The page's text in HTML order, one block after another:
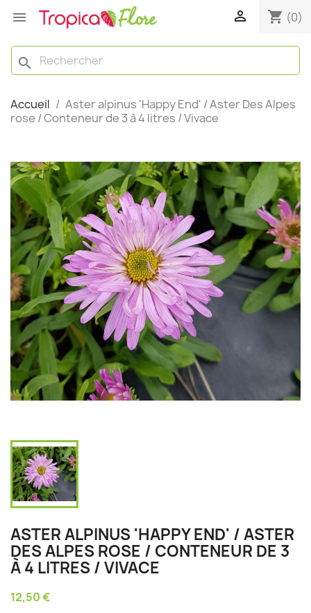
  shopping_cart (0)
search
Accueil
Aster alpinus 'Happy End' / Aster Des Alpes
rose / Conteneur de 3 à 4 litres / Vivace
ASTER ALPINUS 'HAPPY END' / ASTER
DES ALPES ROSE / CONTENEUR DE 3
À 4 LITRES / VIVACE
12,50 €